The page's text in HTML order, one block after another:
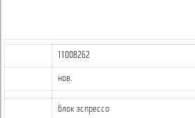
11008262
нов.
блок эспрессо